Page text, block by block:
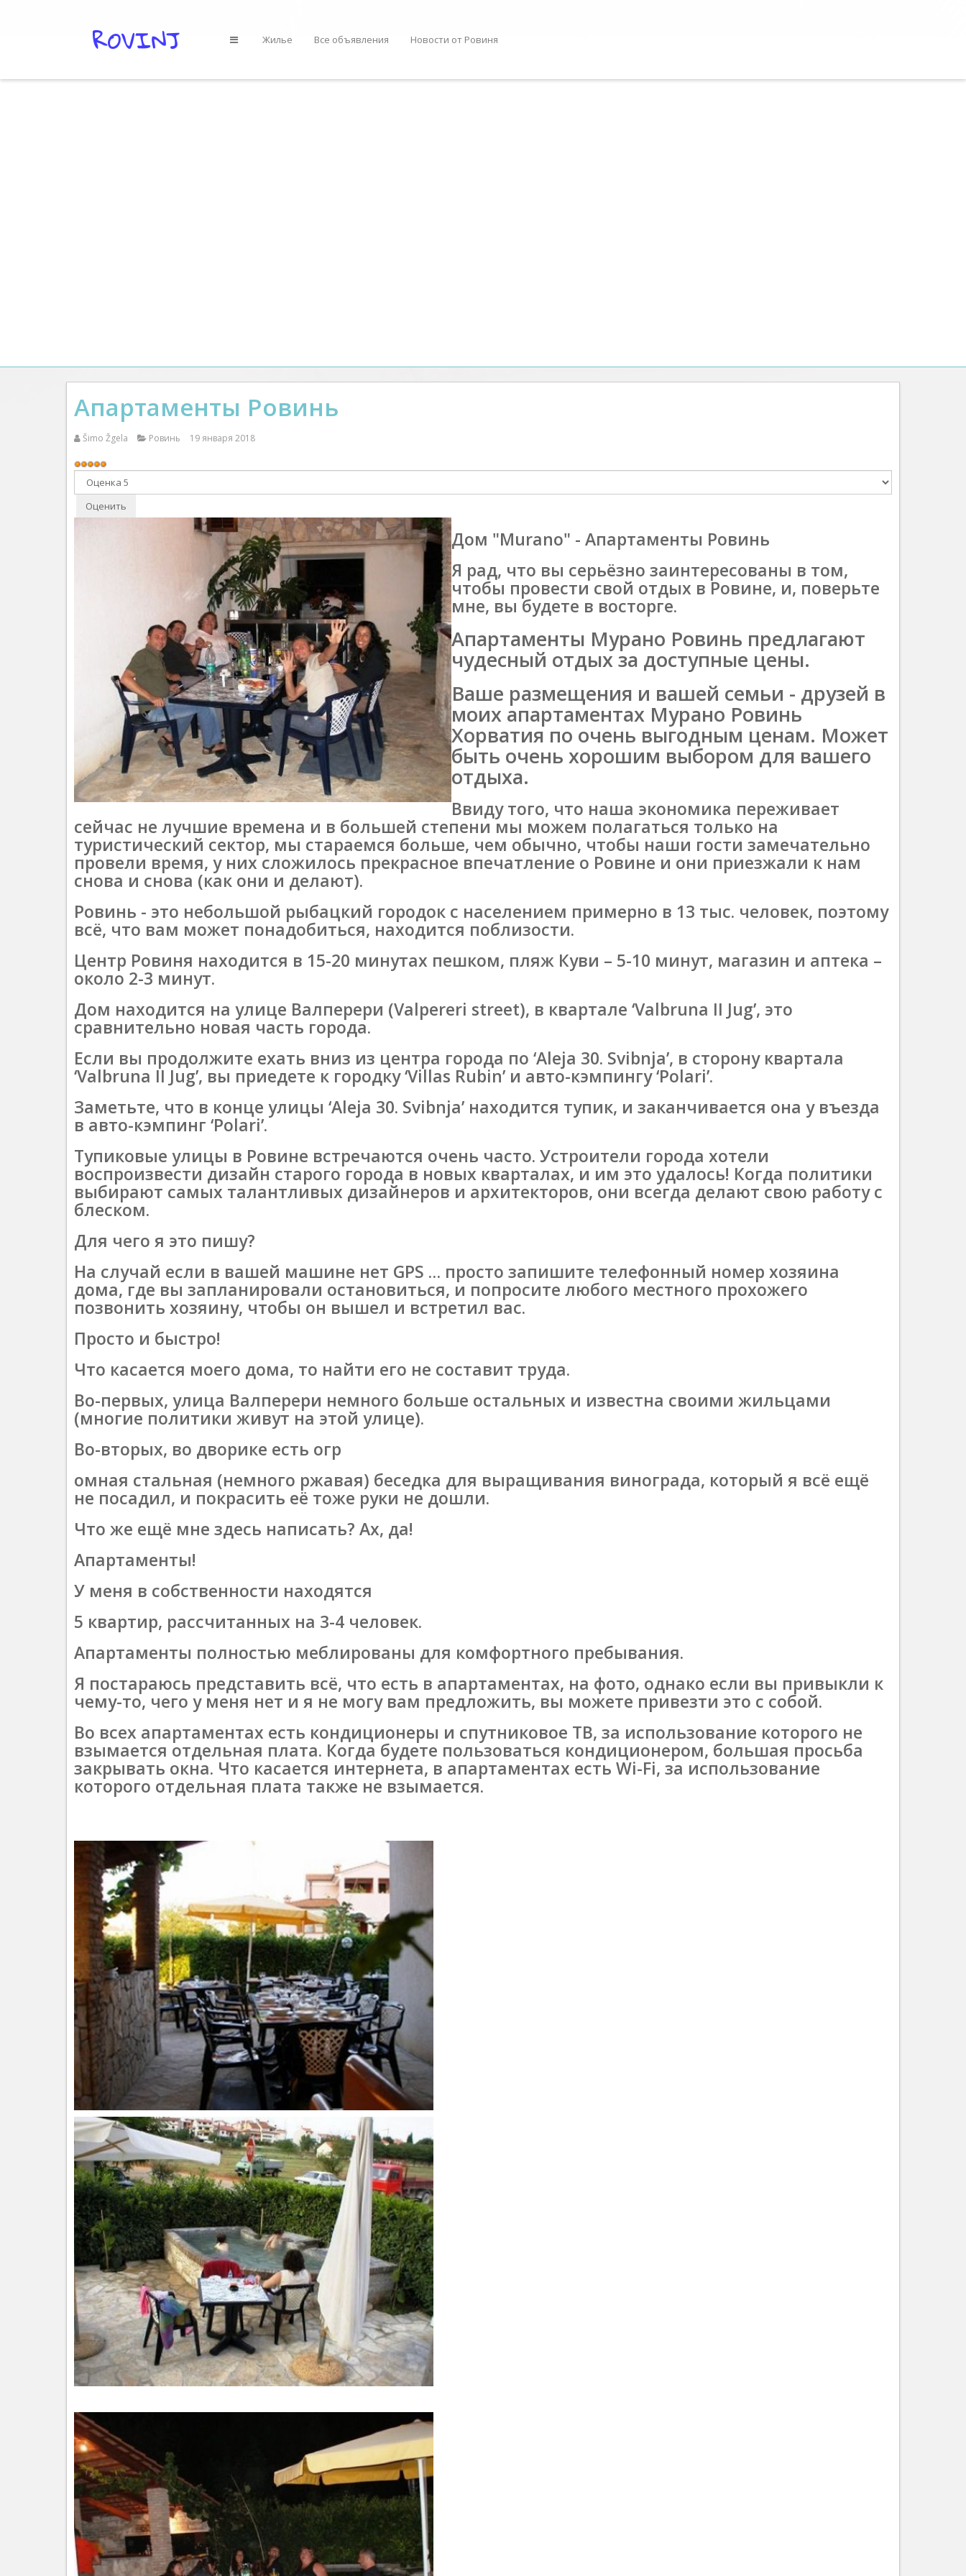
Жилье Все объявления Новости от Ровиня
Апартаменты Ровинь
Šimo Žgela Ровинь 19 января 2018
Рейтинг:
Пожалуйста,
оцените
Дом "Murano" - Апартаменты Ровинь
Я рад, что вы серьёзно заинтересованы в том,
чтобы провести свой отдых в Ровине, и, поверьте
мне, вы будете в восторге.
Апартаменты Мурано Ровинь предлагают
чудесный отдых за доступные цены.
Ваше размещения и вашей семьи - друзей в
моих апартаментах Мурано Ровинь
Хорватия по очень выгодным ценам. Может
быть очень хорошим выбором для вашего
отдыха.
Ввиду того, что наша экономика переживает
сейчас не лучшие времена и в большей степени мы можем полагаться только на
туристический сектор, мы стараемся больше, чем обычно, чтобы наши гости замечательно
провели время, у них сложилось прекрасное впечатление о Ровине и они приезжали к нам
снова и снова (как они и делают).
Ровинь - это небольшой рыбацкий городок с населением примерно в 13 тыс. человек, поэтому
всё, что вам может понадобиться, находится поблизости.
Центр Ровиня находится в 15-20 минутах пешком, пляж Куви – 5-10 минут, магазин и аптека –
около 2-3 минут.
Дом находится на улице Валперери (Valpereri street), в квартале ‘Valbruna II Jug’, это
сравнительно новая часть города.
Если вы продолжите ехать вниз из центра города по ‘Aleja 30. Svibnja’, в сторону квартала
‘Valbruna II Jug’, вы приедете к городку ‘Villas Rubin’ и авто-кэмпингу ‘Polari’.
Заметьте, что в конце улицы ‘Aleja 30. Svibnja’ находится тупик, и заканчивается она у въезда
в авто-кэмпинг ‘Polari’.
Тупиковые улицы в Ровине встречаются очень часто. Устроители города хотели
воспроизвести дизайн старого города в новых кварталах, и им это удалось! Когда политики
выбирают самых талантливых дизайнеров и архитекторов, они всегда делают свою работу с
блеском.
Для чего я это пишу?
На случай если в вашей машине нет GPS … просто запишите телефонный номер хозяина
дома, где вы запланировали остановиться, и попросите любого местного прохожего
позвонить хозяину, чтобы он вышел и встретил вас.
Просто и быстро!
Что касается моего дома, то найти его не составит труда.
Во-первых, улица Валперери немного больше остальных и известна своими жильцами
(многие политики живут на этой улице).
Во-вторых, во дворике есть огр
омная стальная (немного ржавая) беседка для выращивания винограда, который я всё ещё
не посадил, и покрасить её тоже руки не дошли.
Что же ещё мне здесь написать? Ах, да!
Апартаменты!
У меня в собственности находятся
5 квартир, рассчитанных на 3-4 человек.
Апартаменты полностью меблированы для комфортного пребывания.
Я постараюсь представить всё, что есть в апартаментах, на фото, однако если вы привыкли к
чему-то, чего у меня нет и я не могу вам предложить, вы можете привезти это с собой.
Во всех апартаментах есть кондиционеры и спутниковое ТВ, за использование которого не
взымается отдельная плата. Когда будете пользоваться кондиционером, большая просьба
закрывать окна. Что касается интернета, в апартаментах есть Wi-Fi, за использование
которого отдельная плата также не взымается.